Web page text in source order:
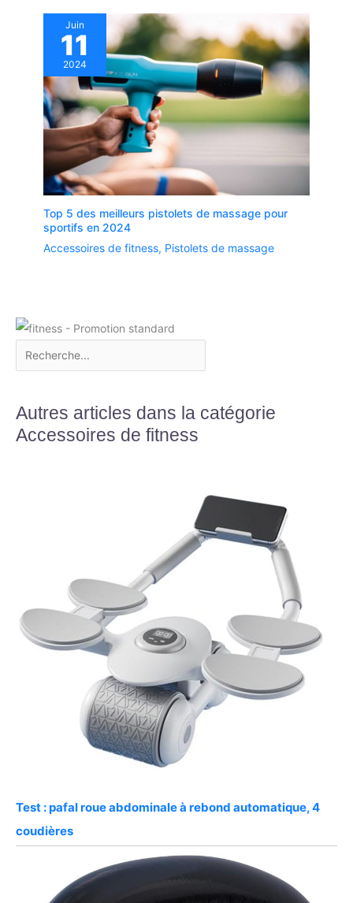
Juin
11
2024
Top 5 des meilleurs pistolets de massage pour
sportifs en 2024
Accessoires de fitness, Pistolets de massage
Autres articles dans la catégorie
Accessoires de fitness
Test : pafal roue abdominale à rebond automatique, 4
coudières